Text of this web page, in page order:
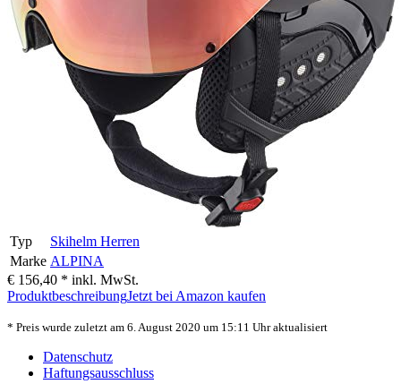
Typ
Skihelm Herren
Marke ALPINA
€ 156,40 * inkl. MwSt.
ProduktbeschreibungJetzt bei Amazon kaufen
* Preis wurde zuletzt am 6. August 2020 um 15:11 Uhr aktualisiert
Datenschutz
Haftungsausschluss